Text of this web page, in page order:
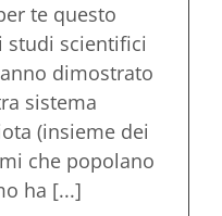
te questo
studi scientifici
dimostrato
sistema
(insieme dei
che popolano
ha [...]